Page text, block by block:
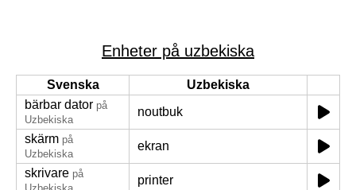
Enheter på uzbekiska
Svenska
Uzbekiska
bärbar dator på
Uzbekiska
noutbuk
skärm på
Uzbekiska
ekran
skrivare på
printer